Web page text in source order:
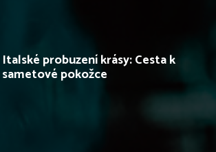
Italské probuzení krásy: Cesta k
sametové pokožce